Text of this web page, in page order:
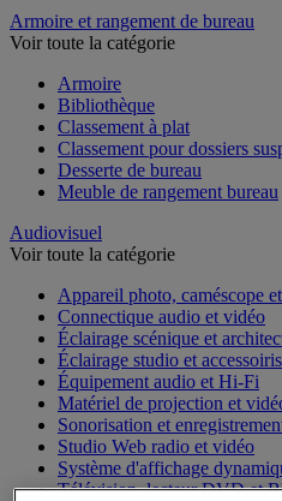
Armoire et rangement de bureau
Voir toute la catégorie
Armoire
Bibliothèque
Classement à plat
Classement pour dossiers
Desserte de bureau
Meuble de rangement bureau
Audiovisuel
Voir toute la catégorie
Appareil photo, caméscope
Connectique audio et vidéo
Éclairage scénique et
Éclairage studio et
Équipement audio et Hi-Fi
Matériel de projection et
Sonorisation et
Studio Web radio et vidéo
Système d'affichage
Télévision, lecteur DVD et